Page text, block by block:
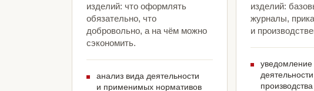
изделий: что оформлять
обязательно, что
добровольно, а на чём можно
сэкономить.
анализ вида деятельности
и применимых нормативов
изделий:
журналы,
и
уведомление